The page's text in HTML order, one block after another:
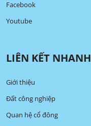
Facebook
Youtube
LIÊN KẾT NHANH
Giới thiệu
Đất công nghiệp
Quan hệ cổ đông